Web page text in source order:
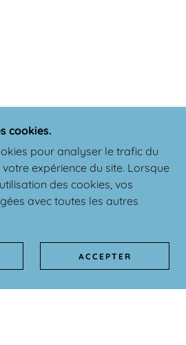
cookies.
pour analyser le trafic du
expérience du site. Lorsque
des cookies, vos
avec toutes les autres
ACCEPTER